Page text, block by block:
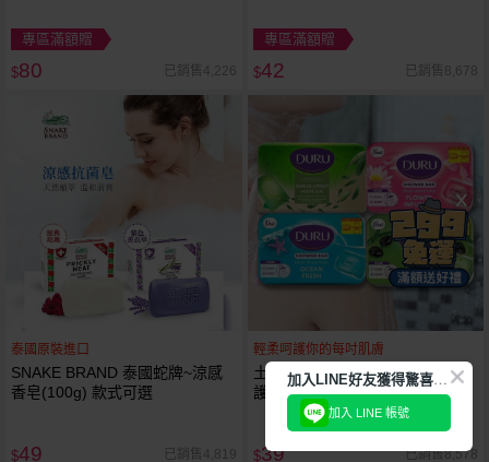
專區滿額贈
$80 已銷售4,226
專區滿額贈
$42 已銷售8,678
泰國原裝進口
SNAKE BRAND 泰國蛇牌~涼感
香皂(100g) 款式可選
$49 已銷售4,819
輕柔呵護你的每吋肌膚
土耳其 Duru~頂級橄欖油保濕呵
護馬賽皂／角質淨化嫩膚皂／草
本花蜜馨香清新嫩白皂／草本海
洋微風清爽美膚皂(150g) 款式可
選
$39 已銷售8,578
加
入LINE好友獲得驚喜折扣!
加入 LINE 帳號